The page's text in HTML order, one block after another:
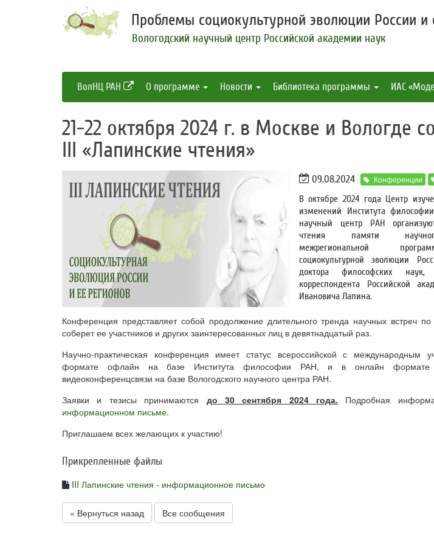
Проблемы социокультурной эволюции России и
Вологодский научный центр Российской академии наук
ВолНЦ РАН О программе Новости Библиотека программы ИАС
21-22 октября 2024 г. в Москве и Вологде
III «Лапинские чтения»
09.08.2024 Конференции
В октябре 2024 года Центр
изменений Института
научный центр РАН
чтения памяти
межрегиональной
социокультурной эволюции
доктора философских наук,
корреспондента Российской
Ивановича Лапина.
Конференция представляет собой продолжение длительного тренда научных встреч
соберет ее участников и других заинтересованных лиц в девятнадцатый раз.
Научно-практическая конференция имеет статус всероссийской с международным
формате офлайн на базе Института философии РАН, и в онлайн формате
видеоконференцсвязи на базе Вологодского научного центра РАН.
Заявки и тезисы принимаются до 30 сентября 2024 года. Подробная
информационном письме.
Приглашаем всех желающих к участию!
Прикрепленные файлы
III Лапинские чтения - информационное письмо
« Вернуться назад Все сообщения